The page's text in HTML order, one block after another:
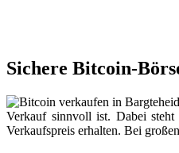
Sichere Bitcoin-
Verkauf sinnvoll ist. Dabei
Verkaufspreis erhalten. Bei